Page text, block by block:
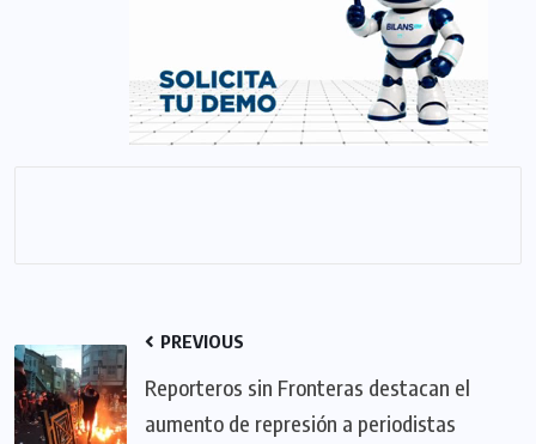
PREVIOUS
Reporteros sin Fronteras destacan el
aumento de represión a periodistas